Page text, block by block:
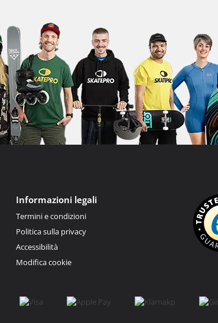
Informazioni legali
Termini e condizioni
Politica sulla privacy
Accessibilità
Modifica cookie